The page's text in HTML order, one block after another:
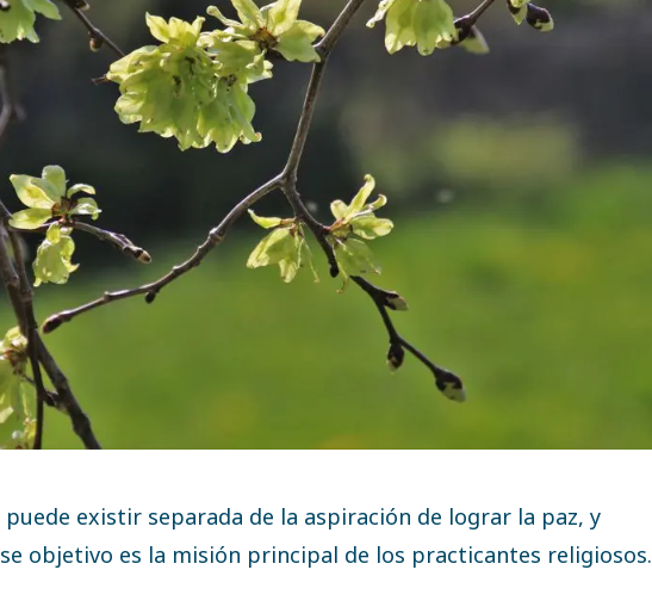
existir separada de la aspiración de lograr la paz, y
objetivo es la misión principal de los practicantes religiosos.